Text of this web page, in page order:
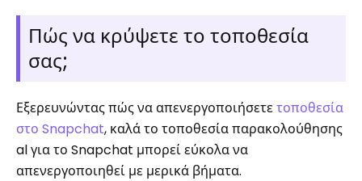
Πώς να κρύψετε το τοποθεσία
σας;
Εξερευνώντας πώς να απενεργοποιήσετετοποθεσία
στο Snapchat, καλά το τοποθεσία παρακολούθησης
al για το Snapchat μπορεί εύκολα να
απενεργοποιηθεί με μερικά βήματα.